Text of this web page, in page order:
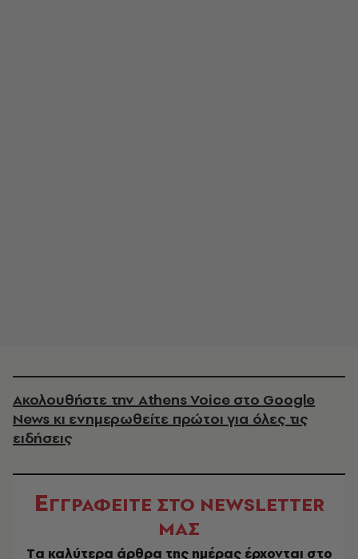
Ακολουθήστε την Athens Voice στο Google
News κι ενημερωθείτε πρώτοι για όλες τις
ειδήσεις
ΕΓΓΡΑΦΕΙΤΕ ΣΤΟ NEWSLETTER
ΜΑΣ
Tα καλύτερα άρθρα της ημέρας έρχονται στο